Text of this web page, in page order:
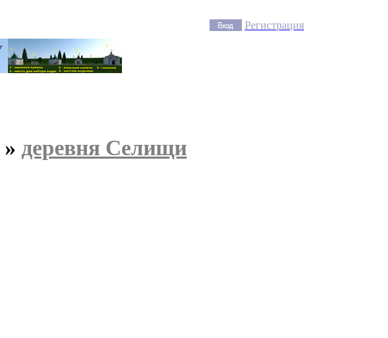
Регистрация
» деревня Селищи